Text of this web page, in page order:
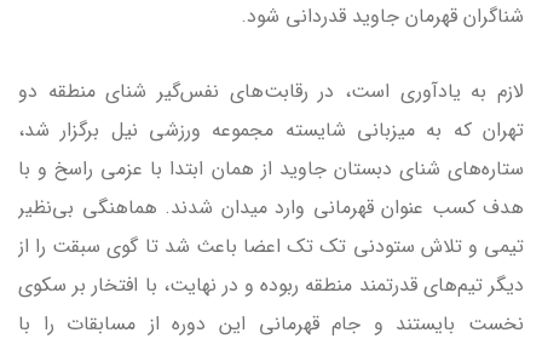
شناگران قهرمان جاوید قدردانی شود.
لازم به یادآوری است، در رقابت‌های نفس‌گیر شنای منطقه دو
تهران که به میزبانی شایسته مجموعه ورزشی نیل برگزار شد،
ستاره‌های شنای دبستان جاوید از همان ابتدا با عزمی راسخ و با
هدف کسب عنوان قهرمانی وارد میدان شدند. هماهنگی بی‌نظیر
تیمی و تلاش ستودنی تک تک اعضا باعث شد تا گوی سبقت را از
دیگر تیم‌های قدرتمند منطقه ربوده و در نهایت، با افتخار بر سکوی
نخست بایستند و جام قهرمانی این دوره از مسابقات را با